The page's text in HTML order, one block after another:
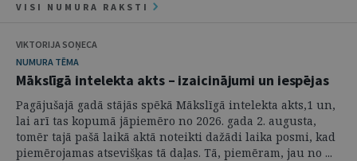
VISI NUMURA RAKSTI
VIKTORIJA SOŅECA
NUMURA TĒMA
Mākslīgā intelekta akts – izaicinājumi un iespējas
Pagājušajā gadā stājās spēkā Mākslīgā intelekta akts,1 un,
lai arī tas kopumā jāpiemēro no 2026. gada 2. augusta,
tomēr tajā pašā laikā aktā noteikti dažādi laika posmi, kad
piemērojamas atsevišķas tā daļas. Tā, piemēram, jau no ...